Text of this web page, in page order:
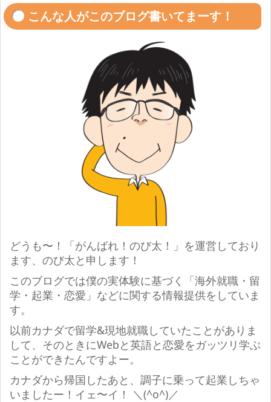
こんな人がこのブログ書いてまーす！
どうも〜！「がんばれ！のび太！」を運営しており
ます、のび太と申します！
このブログでは僕の実体験に基づく「海外就職・留
学・起業・恋愛」などに関する情報提供をしていま
す。
以前カナダで留学&現地就職していたことがありま
して、そのときにWebと英語と恋愛をガッツリ学ぶ
ことができたんですよー。
カナダから帰国したあと、調子に乗って起業しちゃ
いましたー！イェ〜イ！ ＼(^o^)／